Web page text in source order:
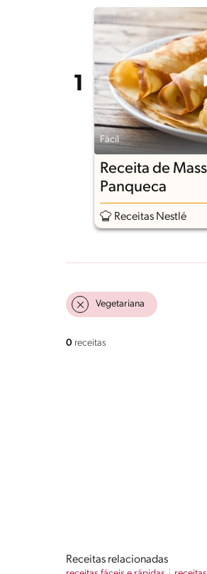
Fácil
Receita de
Panqueca
Receitas Nestlé
Vegetariana
0 receitas
Receitas relacionadas